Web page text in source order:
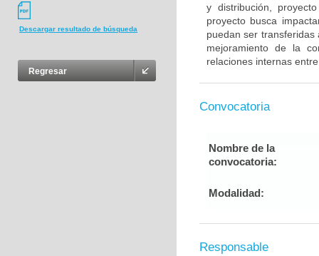
Descargar resultado de búsqueda
Regresar
y distribución,
proyecto busca
puedan ser
mejoramiento de la
relaciones internas
Convocatoria
Nombre de la
convocatoria:
Modalidad:
Responsable